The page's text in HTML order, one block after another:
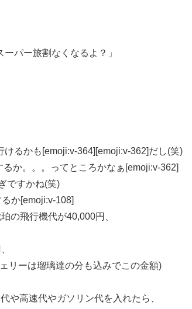
パー旅割なくなるよ？」
るかも[emoji:v-364][emoji:v-362]だし(笑)
か。。。ってところかなぁ[emoji:v-362]
ですかね(笑)
か[emoji:v-108]
の飛行機代が40,000円、
リーは瑠璃達の分も込みでこの金額)
や高速代やガソリン代を入れたら、